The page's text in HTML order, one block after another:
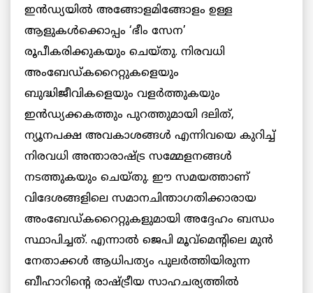
ഇൻഡ്യയിൽ അങ്ങോളമിങ്ങോളം ഉള്ള
ആളുകൾക്കൊപ്പം ‘ഭീം സേന’
രൂപീകരിക്കുകയും ചെയ്തു. നിരവധി
അംബേഡ്കറൈറ്റുകളെയും
ബുദ്ധിജീവികളെയും വളർത്തുകയും
ഇൻഡ്യക്കകത്തും പുറത്തുമായി ദലിത്,
ന്യൂനപക്ഷ അവകാശങ്ങൾ എന്നിവയെ കുറിച്ച്
നിരവധി അന്താരാഷ്ട്ര സമ്മേളനങ്ങൾ
നടത്തുകയും ചെയ്തു. ഈ സമയത്താണ്
വിദേശങ്ങളിലെ സമാനചിന്താഗതിക്കാരായ
അംബേഡ്കറൈറ്റുകളുമായി അദ്ദേഹം ബന്ധം
സ്ഥാപിച്ചത്. എന്നാൽ ജെപി മൂവ്മെന്റിലെ മുൻ
നേതാക്കൾ ആധിപത്യം പുലർത്തിയിരുന്ന
ബീഹാറിന്റെ രാഷ്ട്രീയ സാഹചര്യത്തിൽ